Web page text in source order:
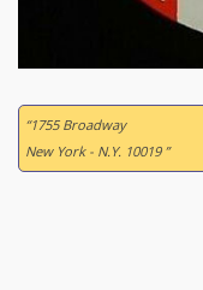
“1755 Broadway
New York - N.Y. 10019 ”